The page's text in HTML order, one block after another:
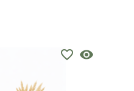
visibility
favorite_border